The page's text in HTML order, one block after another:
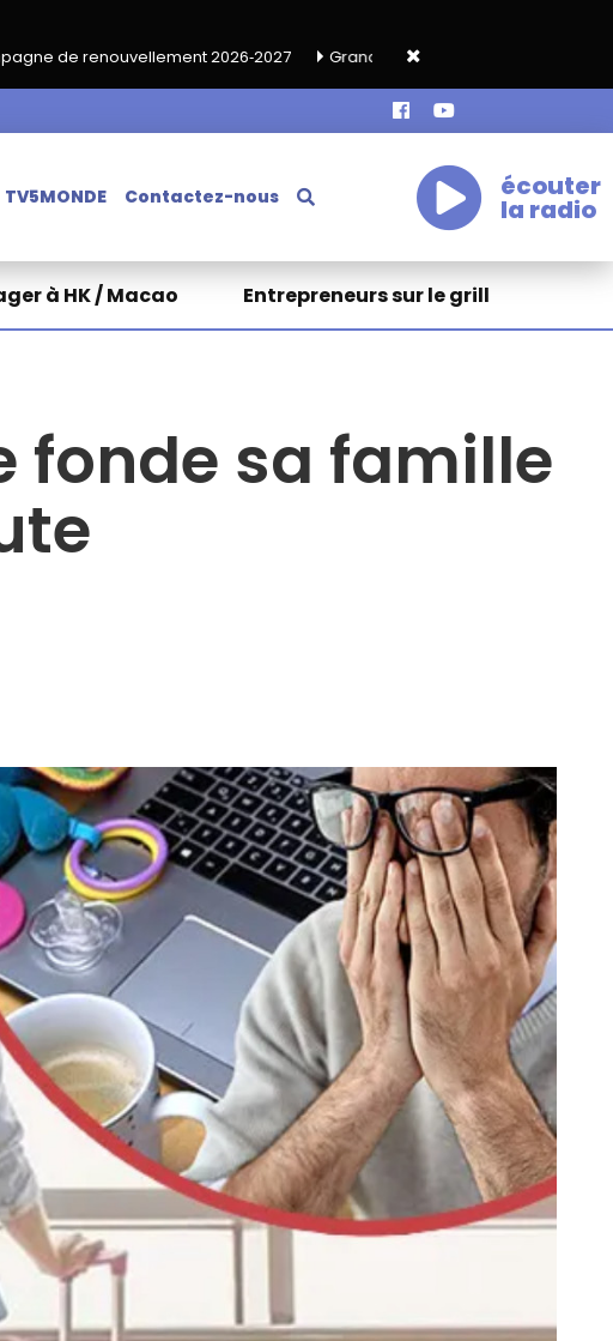
2026‑2027
Grand café de rentrée HKA le vendredi 18 septembre
TV5MONDE Contactez-nous écouter
la radio
à HK / Macao Entrepreneurs sur le grill
fonde sa famille